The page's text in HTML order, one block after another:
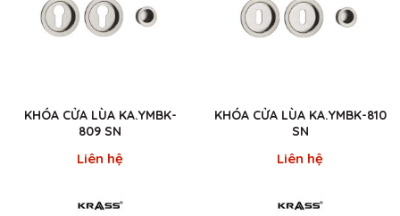
KHÓA CỬA LÙA KA.YMBK-
809 SN
Liên hệ
KHÓA CỬA LÙA KA.YMBK-810
SN
Liên hệ